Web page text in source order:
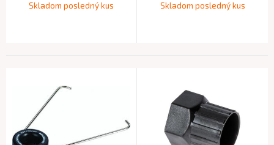
Skladom posledný kus Skladom posledný kus